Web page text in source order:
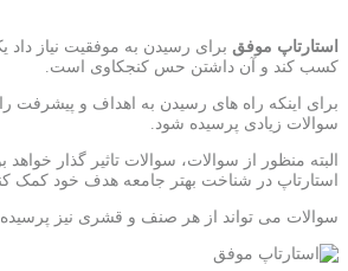
استارتاپ موفق برای رسیدن به موفقیت نیاز
کسب کند و آن داشتن حس کنجکاوی است.
برای اینکه راه های رسیدن به اهداف و پیشرفت را
سوالات زیادی پرسیده شود.
البته منظور از سوالات، سوالات تاثیر گذار خواهد
استارتاپ در شناخت بهتر جامعه هدف خود کمک
سوالات می تواند از هر صنف و قشری نیز